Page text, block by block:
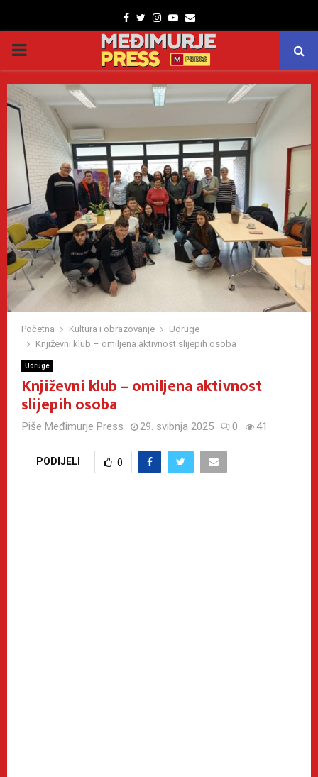
Facebook
TwitterInstagram
Youtube
Email
PRIMARY
MENU
Početna Kultura i obrazovanje
Udruge
Književni klub – omiljena aktivnost slijepih osoba
Udruge
Književni klub – omiljena aktivnost
slijepih osoba
Piše Međimurje Press 29. svibnja 2025 0 41
PODIJELI 0